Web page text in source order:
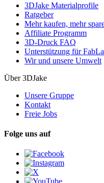
3DJake Materialprofile
Ratgeber
Mehr kaufen, mehr
Affiliate Programm
3D-Druck FAQ
Unterstützung für
Wir und unsere Umwelt
Über 3DJake
Unsere Gruppe
Kontakt
Freie Jobs
Folge uns auf